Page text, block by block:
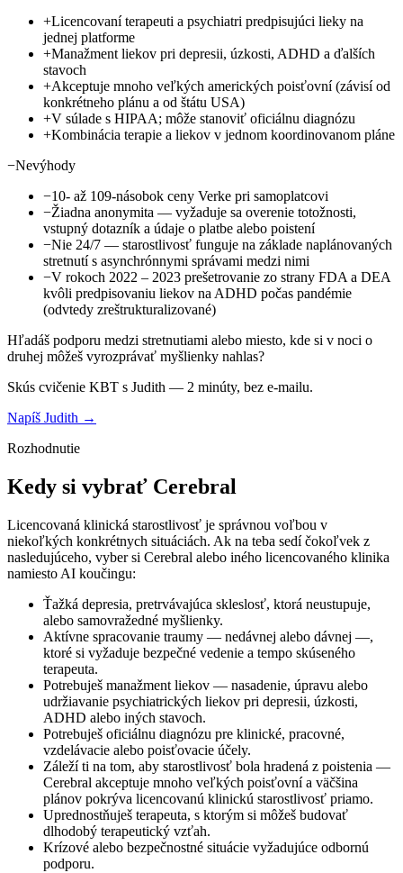
+Licencovaní terapeuti a psychiatri predpisujúci lieky na
jednej platforme
+Manažment liekov pri depresii, úzkosti, ADHD a ďalších
stavoch
+Akceptuje mnoho veľkých amerických poisťovní (závisí od
konkrétneho plánu a od štátu USA)
+V súlade s HIPAA; môže stanoviť oficiálnu diagnózu
+Kombinácia terapie a liekov v jednom koordinovanom pláne
−Nevýhody
−10- až 109-násobok ceny Verke pri samoplatcovi
−Žiadna anonymita — vyžaduje sa overenie totožnosti,
vstupný dotazník a údaje o platbe alebo poistení
−Nie 24/7 — starostlivosť funguje na základe naplánovaných
stretnutí s asynchrónnymi správami medzi nimi
−V rokoch 2022 – 2023 prešetrovanie zo strany FDA a DEA
kvôli predpisovaniu liekov na ADHD počas pandémie
(odvtedy zreštrukturalizované)
Hľadáš podporu medzi stretnutiami alebo miesto, kde si v noci o
druhej môžeš vyrozprávať myšlienky nahlas?
Skús cvičenie KBT s Judith — 2 minúty, bez e-mailu.
Napíš Judith →
Rozhodnutie
Kedy si vybrať Cerebral
Licencovaná klinická starostlivosť je správnou voľbou v
niekoľkých konkrétnych situáciách. Ak na teba sedí čokoľvek z
nasledujúceho, vyber si Cerebral alebo iného licencovaného klinika
namiesto AI koučingu:
Ťažká depresia, pretrvávajúca skleslosť, ktorá neustupuje,
alebo samovražedné myšlienky.
Aktívne spracovanie traumy — nedávnej alebo dávnej —,
ktoré si vyžaduje bezpečné vedenie a tempo skúseného
terapeuta.
Potrebuješ manažment liekov — nasadenie, úpravu alebo
udržiavanie psychiatrických liekov pri depresii, úzkosti,
ADHD alebo iných stavoch.
Potrebuješ oficiálnu diagnózu pre klinické, pracovné,
vzdelávacie alebo poisťovacie účely.
Záleží ti na tom, aby starostlivosť bola hradená z poistenia —
Cerebral akceptuje mnoho veľkých poisťovní a väčšina
plánov pokrýva licencovanú klinickú starostlivosť priamo.
Uprednostňuješ terapeuta, s ktorým si môžeš budovať
dlhodobý terapeutický vzťah.
Krízové alebo bezpečnostné situácie vyžadujúce odbornú
podporu.